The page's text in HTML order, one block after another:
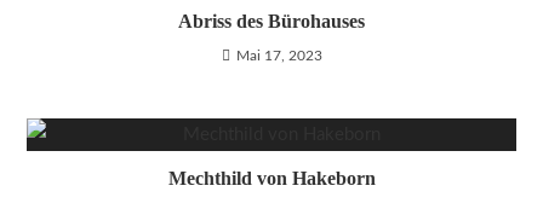
Abriss des Bürohauses
Mai 17, 2023
Mechthild von Hakeborn